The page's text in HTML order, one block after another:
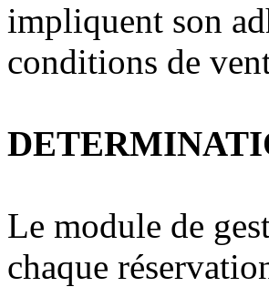
impliquent son
conditions de
Le module de
chaque